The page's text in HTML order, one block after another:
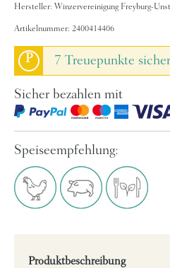
Hersteller: Winzervereinigung Freyburg-
Artikelnummer: 2400414406
P 7 Treuepunkte
Sicher bezahlen mit
Speiseempfehlung:
Produktbeschreibung